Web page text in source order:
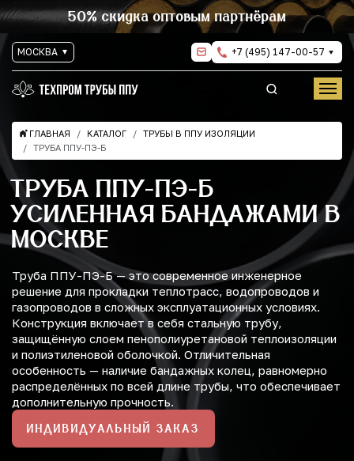
50% скидка оптовым партнёрам
МОСКВА +7 (495) 147-00-57
ГЛАВНАЯ КАТАЛОГ
ТРУБЫ В ППУ ИЗОЛЯЦИИ
ТРУБА ППУ-ПЭ-Б
ТРУБА ППУ-ПЭ-Б
УСИЛЕННАЯ БАНДАЖАМИ В
МОСКВЕ
Труба ППУ-ПЭ-Б — это современное инженерное
решение для прокладки теплотрасс, водопроводов и
газопроводов в сложных эксплуатационных условиях.
Конструкция включает в себя стальную трубу,
защищённую слоем пенополиуретановой теплоизоляции
и полиэтиленовой оболочкой. Отличительная
особенность — наличие бандажных колец, равномерно
распределённых по всей длине трубы, что обеспечивает
дополнительную прочность.
ИНДИВИДУАЛЬНЫЙ ЗАКАЗ